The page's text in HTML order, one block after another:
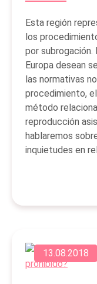
Esta región
los
por subrogación.
Europa desean
las normativas
procedimiento,
método
reproducción
hablaremos
inquietudes en
13.08.2018